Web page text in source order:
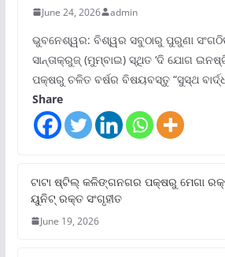
June 24, 2026 admin
ଭୁବନେଶ୍ୱର: ବିଶ୍ୱର ସବୁଠାରୁ ପୁରୁଣା
ସାନ୍ତାକ୍ରୁଜ୍ (ମୁମ୍ବାଇ) ସ୍ଥିତ ‘ଦି ଯୋଗ
ପକ୍ଷରୁ ଚଳିତ ବର୍ଷର ବିଷୟବସ୍ତୁ “ସୁସ୍ଥ
Share
ଟାଟା ଷ୍ଟିଲ୍‌ କଳିଙ୍ଗନଗର ପକ୍ଷରୁ ମେଗା
ୟୁନିଟ୍‌ ରକ୍ତ ସଂଗୃହୀତ
June 19, 2026